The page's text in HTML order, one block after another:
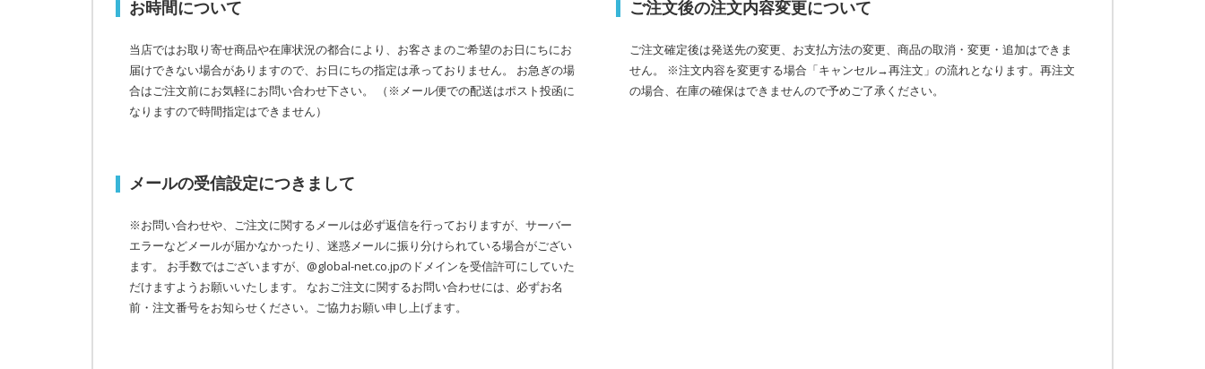
お時間について
当店ではお取り寄せ商品や在庫状況の都合により、お客さまのご希望のお日にちにお
届けできない場合がありますので、お日にちの指定は承っておりません。 お急ぎの場
合はご注文前にお気軽にお問い合わせ下さい。
（※メール便での配送はポスト投函に
なりますので時間指定はできません）
ご注文後の注文内容変更について
ご注文確定後は発送先の変更、お支払方法の変更、商品の取消・変更・追加はできま
せん。 ※注文内容を変更する場合「キャンセル→再注文」の流れとなります。再注文
の場合、在庫の確保はできませんので予めご了承ください。
メールの受信設定につきまして
※お問い合わせや、ご注文に関するメールは必ず返信を行っておりますが、サーバー
エラーなどメールが届かなかったり、迷惑メールに振り分けられている場合がござい
ます。 お手数ではございますが、@global-net.co.jpのドメインを受信許可にしていた
だけますようお願いいたします。 なおご注文に関するお問い合わせには、必ずお名
前・注文番号をお知らせください。ご協力お願い申し上げます。